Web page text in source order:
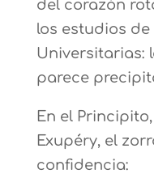
del corazón
los estudios
Universitarias:
parece
En el
Exupéry, el
confidencia: